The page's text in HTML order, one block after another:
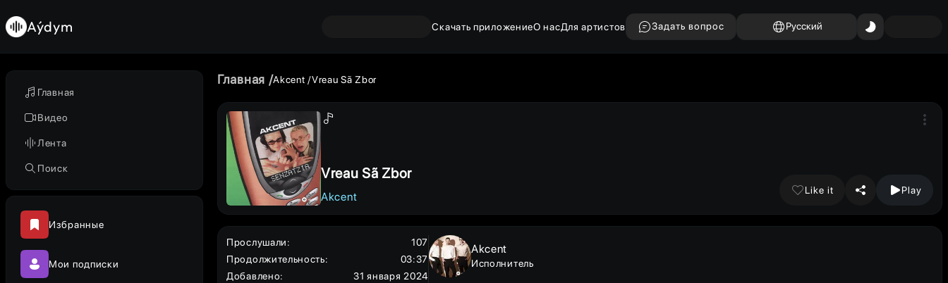
Главная
Видео
Лента
Поиск
Избранные
Мои подписки
Aýdym Скачать приложениеО насДля артистов Задать вопрос Русский
Главная Akcent Vreau Sã Zbor
Vreau Sã Zbor
Akcent
Like it Play
Прослушали:
107
Продолжительность:
03:37
Добавлено: 31 января 2024
Akcent
Исполнитель